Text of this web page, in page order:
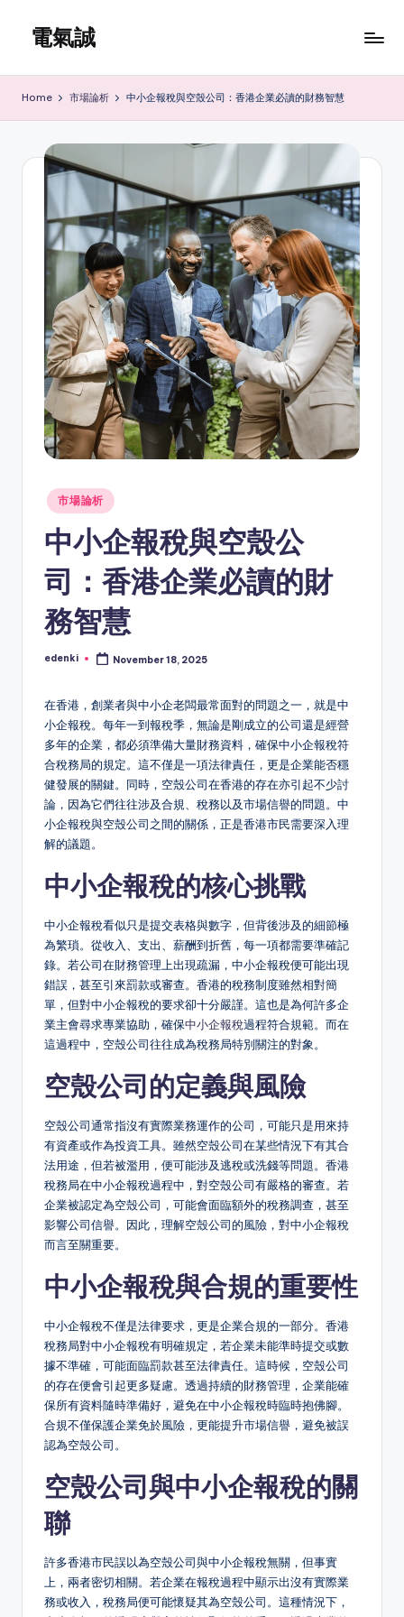
content
電氣誠
Home 市場論析 中小企報稅與空殼公司：香港企業必讀的財務智慧
Posted
in
市場論析
中小企報稅與空殼公
司：香港企業必讀的財
務智慧
Posted
edenki November 18, 2025
在香港，創業者與中小企老闆最常面對的問題之一，就是中
小企報稅。每年一到報稅季，無論是剛成立的公司還是經營
多年的企業，都必須準備大量財務資料，確保中小企報稅符
合稅務局的規定。這不僅是一項法律責任，更是企業能否穩
健發展的關鍵。同時，空殼公司在香港的存在亦引起不少討
論，因為它們往往涉及合規、稅務以及市場信譽的問題。中
小企報稅與空殼公司之間的關係，正是香港市民需要深入理
解的議題。
中小企報稅的核心挑戰
中小企報稅看似只是提交表格與數字，但背後涉及的細節極
為繁瑣。從收入、支出、薪酬到折舊，每一項都需要準確記
錄。若公司在財務管理上出現疏漏，中小企報稅便可能出現
錯誤，甚至引來罰款或審查。香港的稅務制度雖然相對簡
單，但對中小企報稅的要求卻十分嚴謹。這也是為何許多企
業主會尋求專業協助，確保中小企報稅過程符合規範。而在
這過程中，空殼公司往往成為稅務局特別關注的對象。
空殼公司的定義與風險
空殼公司通常指沒有實際業務運作的公司，可能只是用來持
有資產或作為投資工具。雖然空殼公司在某些情況下有其合
法用途，但若被濫用，便可能涉及逃稅或洗錢等問題。香港
稅務局在中小企報稅過程中，對空殼公司有嚴格的審查。若
企業被認定為空殼公司，可能會面臨額外的稅務調查，甚至
影響公司信譽。因此，理解空殼公司的風險，對中小企報稅
而言至關重要。
中小企報稅與合規的重要性
中小企報稅不僅是法律要求，更是企業合規的一部分。香港
稅務局對中小企報稅有明確規定，若企業未能準時提交或數
據不準確，可能面臨罰款甚至法律責任。這時候，空殼公司
的存在便會引起更多疑慮。透過持續的財務管理，企業能確
保所有資料隨時準備好，避免在中小企報稅時臨時抱佛腳。
合規不僅保護企業免於風險，更能提升市場信譽，避免被誤
認為空殼公司。
空殼公司與中小企報稅的關
聯
許多香港市民誤以為空殼公司與中小企報稅無關，但事實
上，兩者密切相關。若企業在報稅過程中顯示出沒有實際業
務或收入，稅務局便可能懷疑其為空殼公司。這種情況下，